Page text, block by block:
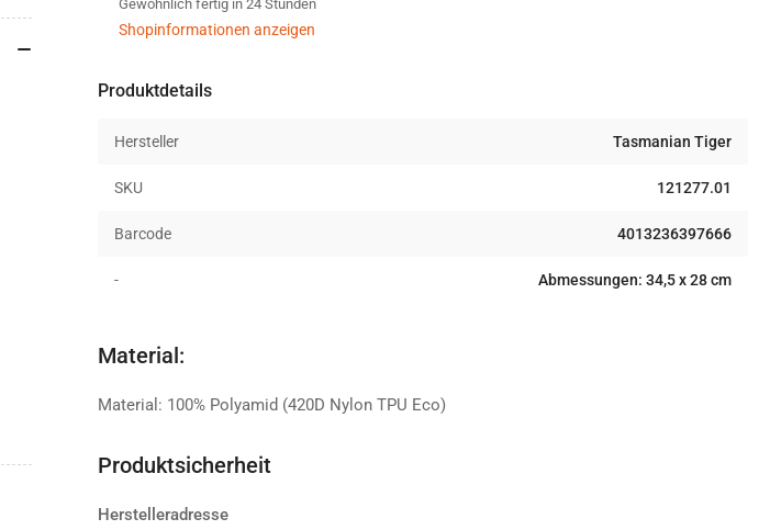
WR
Tablet-
grey
WR
Tablet-
Gewöhnlich fertig in 24 Stunden
Shopinformationen anzeigen
Produktdetails
Hersteller Tasmanian Tiger
SKU 121277.01
Barcode 4013236397666
- Abmessungen: 34,5 x 28 cm
Material:
Material: 100% Polyamid (420D Nylon TPU Eco)
Produktsicherheit
Herstelleradresse